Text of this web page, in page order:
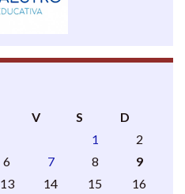
V S
D
1
2
6 7 8
9
13 14 15
16